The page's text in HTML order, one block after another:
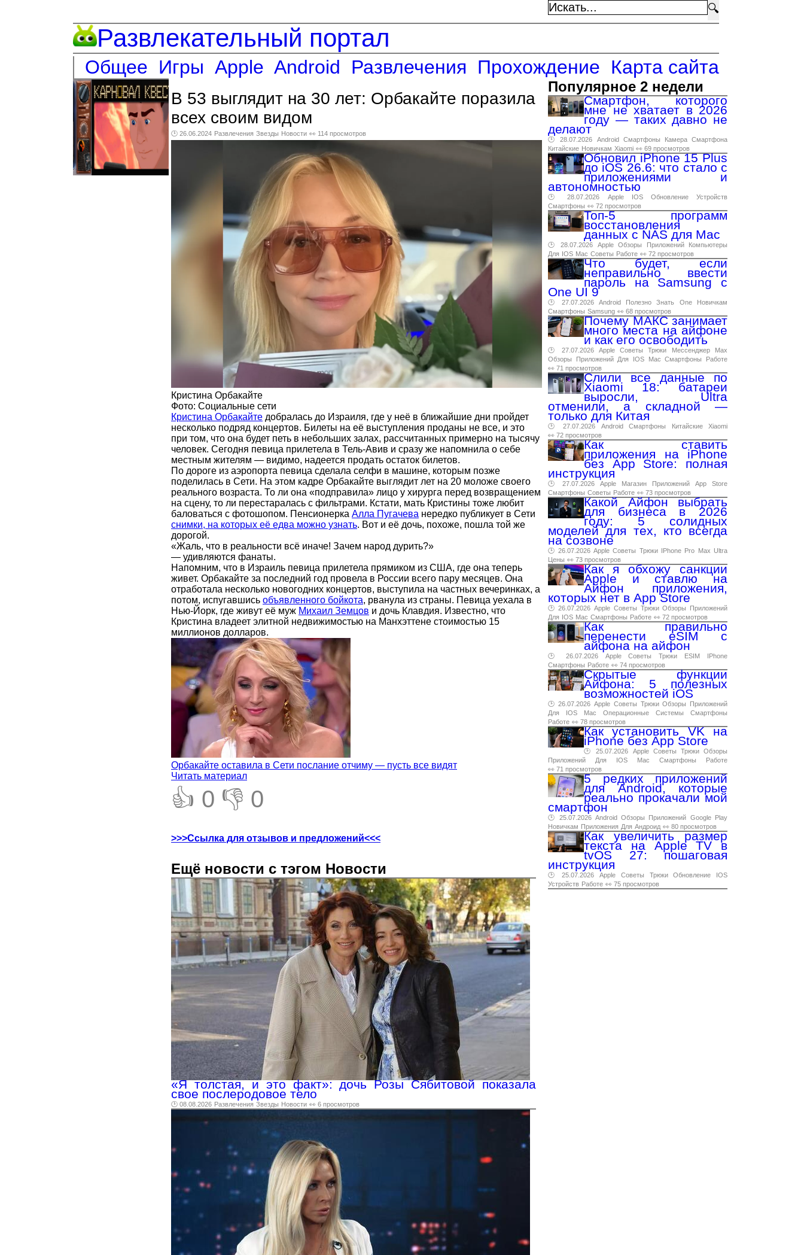
🔍
Развлекательный портал
Общее Игры Apple Android Развлечения Прохождение Карта сайта
В 53 выглядит на 30 лет: Орбакайте поразила
всех своим видом
🕑 26.06.2024 Развлечения Звезды Новости 👀 114 просмотров
Кристина Орбакайте
Фото: Социальные сети
Кристина Орбакайте добралась до Израиля, где у неё в ближайшие дни пройдет
несколько подряд концертов. Билеты на её выступления проданы не все, и это
при том, что она будет петь в небольших залах, рассчитанных примерно на тысячу
человек. Сегодня певица прилетела в Тель-Авив и сразу же напомнила о себе
местным жителям — видимо, надеется продать остаток билетов.
По дороге из аэропорта певица сделала селфи в машине, которым позже
поделилась в Сети. На этом кадре Орбакайте выглядит лет на 20 моложе своего
реального возраста. То ли она «подправила» лицо у хирурга перед возвращением
на сцену, то ли перестаралась с фильтрами. Кстати, мать Кристины тоже любит
баловаться с фотошопом. Пенсионерка Алла Пугачева нередко публикует в Сети
снимки, на которых её едва можно узнать. Вот и её дочь, похоже, пошла той же
дорогой.
«Жаль, что в реальности всё иначе! Зачем народ дурить?»
— удивляются фанаты.
Напомним, что в Израиль певица прилетела прямиком из США, где она теперь
живет. Орбакайте за последний год провела в России всего пару месяцев. Она
отработала несколько новогодних концертов, выступила на частных вечеринках, а
потом, испугавшись объявленного бойкота, рванула из страны. Певица уехала в
Нью-Йорк, где живут её муж Михаил Земцов и дочь Клавдия. Известно, что
Кристина владеет элитной недвижимостью на Манхэттене стоимостью 15
миллионов долларов.
Орбакайте оставила в Сети послание отчиму — пусть все видят
Читать материал
👍 0 👎 0
>>>Ссылка для отзывов и предложений<<<
Ещё новости с тэгом Новости
«Я толстая, и это факт»: дочь Розы Сябитовой показала
свое послеродовое тело
🕑 08.08.2026 Развлечения Звезды Новости 👀 6 просмотров
Популярное 2 недели
Смартфон, которого
мне не хватает в 2026
году — таких давно не
делают
🕑 28.07.2026 Android Смартфоны Камера Смартфона
Китайские Новичкам Xiaomi 👀 69 просмотров
Обновил iPhone 15 Plus
до iOS 26.6: что стало с
приложениями и
автономностью
🕑 28.07.2026 Apple IOS Обновление
Устройств
Смартфоны 👀 72 просмотров
Топ-5 программ
восстановления
данных с NAS для Mac
🕑 28.07.2026 Apple Обзоры Приложений
Компьютеры
Для IOS Mac Советы Работе 👀 72 просмотров
Что будет, если
неправильно ввести
пароль на Samsung с
One UI 9
🕑 27.07.2026 Android Полезно Знать One
Новичкам
Смартфоны Samsung 👀 68 просмотров
Почему МАКС занимает
много места на айфоне
и как его освободить
🕑 27.07.2026 Apple Советы Трюки Мессенджер
Max
Обзоры
Приложений Для IOS Mac Смартфоны
Работе
👀 71 просмотров
Слили все данные по
Xiaomi 18: батареи
выросли, Ultra
отменили, а складной —
только для Китая
🕑 27.07.2026 Android Смартфоны Китайские
Xiaomi
👀 72 просмотров
Как ставить
приложения на iPhone
без App Store: полная
инструкция
🕑 27.07.2026 Apple Магазин Приложений App
Store
Смартфоны Советы Работе 👀 73 просмотров
Какой Айфон выбрать
для бизнеса в 2026
году: 5 солидных
моделей для тех, кто всегда
на созвоне
🕑 26.07.2026 Apple Советы Трюки IPhone Pro Max Ultra
Цены 👀 73 просмотров
Как я обхожу санкции
Apple и ставлю на
Айфон приложения,
которых нет в App Store
🕑 26.07.2026 Apple Советы Трюки Обзоры
Приложений
Для IOS Mac Смартфоны Работе 👀 72 просмотров
Как правильно
перенести eSIM с
айфона на айфон
🕑 26.07.2026 Apple Советы Трюки ESIM
IPhone
Смартфоны Работе 👀 74 просмотров
Скрытые функции
Айфона: 5 полезных
возможностей iOS
🕑 26.07.2026 Apple Советы Трюки Обзоры
Приложений
Для
IOS Mac Операционные Системы
Смартфоны
Работе 👀 78 просмотров
Как установить VK на
iPhone без App Store
🕑 25.07.2026 Apple Советы Трюки Обзоры
Приложений
Для IOS Mac Смартфоны
Работе
👀 71 просмотров
5 редких приложений
для Android, которые
реально прокачали мой
смартфон
🕑 25.07.2026 Android Обзоры Приложений Google
Play
Новичкам Приложения Для Андроид 👀 80 просмотров
Как увеличить размер
текста на Apple TV в
tvOS 27: пошаговая
инструкция
🕑 25.07.2026 Apple Советы Трюки Обновление
IOS
Устройств Работе 👀 75 просмотров